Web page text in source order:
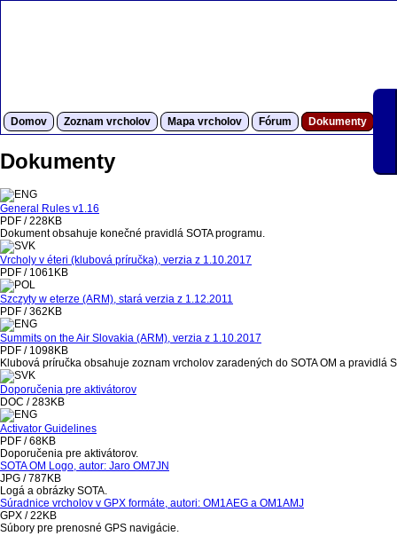
Domov Zoznam vrcholov Mapa vrcholov Fórum Dokumenty
Dokumenty
General Rules v1.16
PDF / 228KB
Dokument obsahuje konečné pravidlá SOTA programu.
Vrcholy v éteri (klubová príručka), verzia z 1.10.2017
PDF / 1061KB
Szczyty w eterze (ARM), stará verzia z 1.12.2011
PDF / 362KB
Summits on the Air Slovakia (ARM), verzia z 1.10.2017
PDF / 1098KB
Klubová príručka obsahuje zoznam vrcholov zaradených do SOTA OM a pravidlá
Doporučenia pre aktivátorov
DOC / 283KB
Activator Guidelines
PDF / 68KB
Doporučenia pre aktivátorov.
SOTA OM Logo, autor: Jaro OM7JN
JPG / 787KB
Logá a obrázky SOTA.
Súradnice vrcholov v GPX formáte, autori: OM1AEG a OM1AMJ
GPX / 22KB
Súbory pre prenosné GPS navigácie.